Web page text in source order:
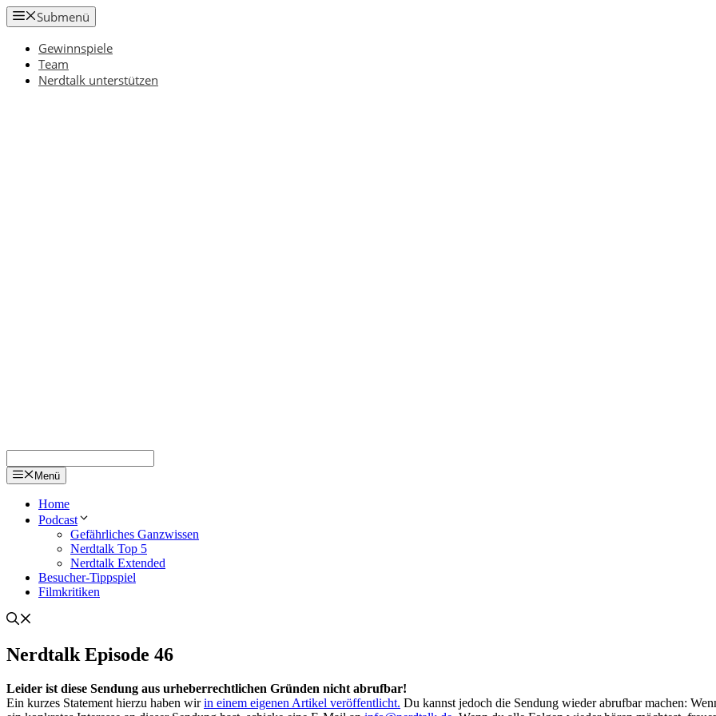
Zum
Inhalt
springen
Submenü
Gewinnspiele
Team
Nerdtalk unterstützen
Menü
Home
Podcast
Gefährliches Ganzwissen
Nerdtalk Top 5
Nerdtalk Extended
Besucher-Tippspiel
Filmkritiken
Nerdtalk Episode 46
Leider ist diese Sendung aus urheberrechtlichen Gründen nicht abrufbar!
Ein kurzes Statement hierzu haben wirin einem eigenen Artikel veröffentlicht. Du kannst jedoch die Sendung wieder abrufbar machen: